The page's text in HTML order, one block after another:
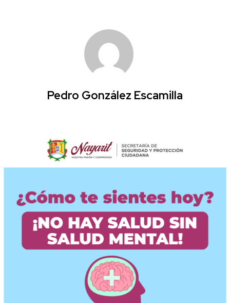
Pedro González Escamilla